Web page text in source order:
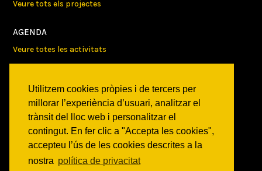
Utilitzem cookies pròpies i de tercers per
millorar l’experiència d’usuari, analitzar el
trànsit del lloc web i personalitzar el
contingut. En fer clic a "Accepta les cookies",
accepteu l’ús de les cookies descrites a la
nostra política de privacitat
Veure tots els projectes
AGENDA
Veure totes les activitats
Activitats
Comunicats
Victories
ON SOM?
c/ Constitució 19